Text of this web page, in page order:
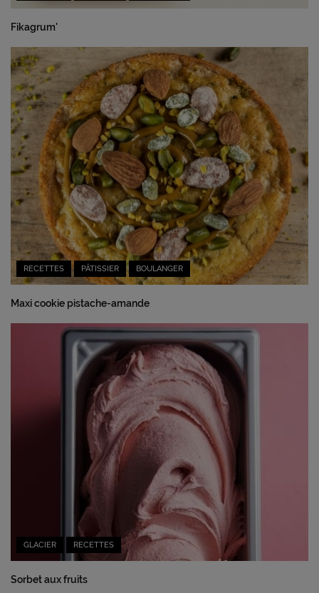
Fikagrum'
RECETTES PÂTISSIER BOULANGER
Maxi cookie pistache-amande
GLACIER RECETTES
Sorbet aux fruits